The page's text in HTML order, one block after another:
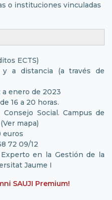
o instituciones vinculadas
ECTS)
y a distancia (a través de
enero de 2023
16 a 20 horas.
Social. Campus de
(Ver mapa)
euros
72 09/12
Experto en la Gestión de la
Jaume I
SAUJI Premium!